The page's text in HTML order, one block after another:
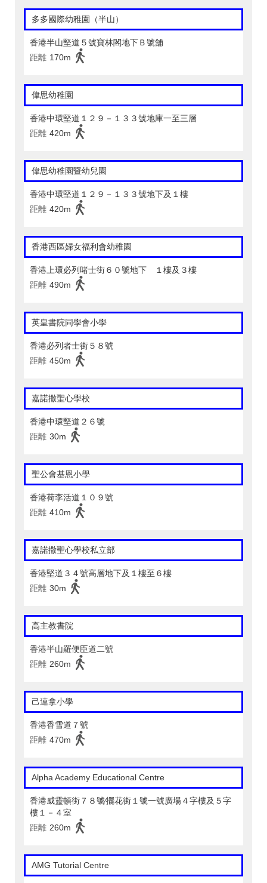
多多國際幼稚園（半山）
香港半山堅道５號寶林閣地下Ｂ號舖
距離 170m
偉思幼稚園
香港中環堅道１２９－１３３號地庫一至三層
距離 420m
偉思幼稚園暨幼兒園
香港中環堅道１２９－１３３號地下及１樓
距離 420m
香港西區婦女福利會幼稚園
香港上環必列啫士街６０號地下 １樓及３樓
距離 490m
英皇書院同學會小學
香港必列者士街５８號
距離 450m
嘉諾撒聖心學校
香港中環堅道２６號
距離 30m
聖公會基恩小學
香港荷李活道１０９號
距離 410m
嘉諾撒聖心學校私立部
香港堅道３４號高層地下及１樓至６樓
距離 30m
高主教書院
香港半山羅便臣道二號
距離 260m
己連拿小學
香港香雪道７號
距離 470m
Alpha Academy Educational Centre
香港威靈頓街７８號∕擺花街１號一號廣場４字樓及５字
樓１－４室
距離 260m
AMG Tutorial Centre